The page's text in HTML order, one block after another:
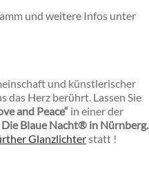
und weitere Infos unter
und künstlerischer
Herz berührt. Lassen Sie
and Peace“ in einer der
Die Blaue Nacht® in Nürnberg.
Glanzlichterstatt !